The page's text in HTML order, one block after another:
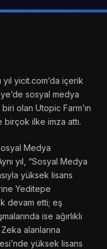
yıl yicit.com’da içerik
sosyal medya
olan Utopic Farm’ın
birçok ilke imza attı.
Medya
yıl, “Sosyal Medya
yüksek lisans
Yeditepe
devam etti; eş
ise ağırlıklı
alanlarına
yüksek lisans